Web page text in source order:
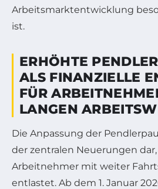
Arbeitsmarktentwicklung
ist.
ERHÖHTE
ALS FINANZIELLE
FÜR
LANGEN
Die Anpassung der
der zentralen Neuerungen
Arbeitnehmer mit weiter
entlastet. Ab dem 1. Januar